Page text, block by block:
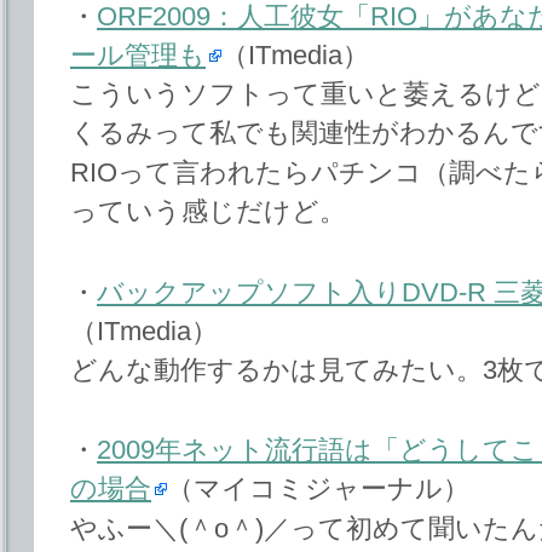
・ ORF2009：人工彼女「RIO」があ
ール管理も
（ITmedia）
こういうソフトって重いと萎えるけ
くるみって私でも関連性がわかるん
RIOって言われたらパチンコ（調べ
っていう感じだけど。
・ バックアップソフト入りDVD-R 三
（ITmedia）
どんな動作するかは見てみたい。3枚
・ 2009年ネット流行語は「どうして
の場合
（マイコミジャーナル）
やふー＼(＾o＾)／って初めて聞いた